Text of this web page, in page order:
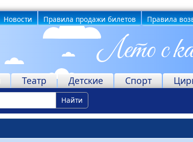
Новости Правила продажи билетов Правила
Театр Детские Спорт
Найти